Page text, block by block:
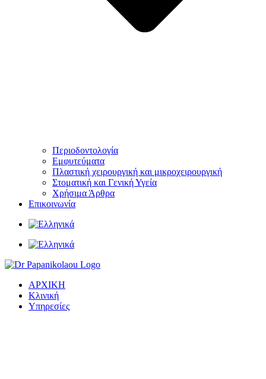
Περιοδοντολογία
Εμφυτεύματα
Πλαστική χειρουργική και μικροχειρουργική
Στοματική και Γενική Υγεία
Χρήσιμα Άρθρα
Επικοινωνία
ΑΡΧΙΚΗ
Κλινική
Υπηρεσίες